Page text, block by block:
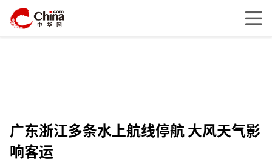
广东浙江多条水上航线停航 大风天气影
响客运